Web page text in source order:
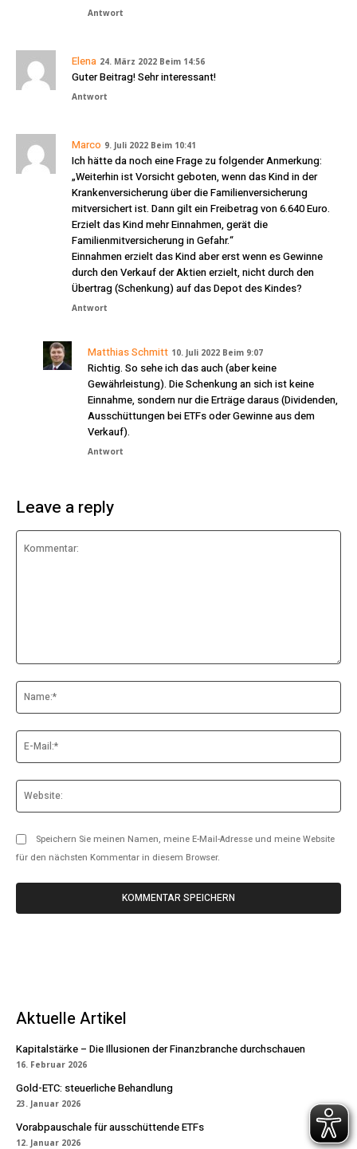
Antwort
Elena 24. März 2022 Beim 14:56
Guter Beitrag! Sehr interessant!
Antwort
Marco 9. Juli 2022 Beim 10:41
Ich hätte da noch eine Frage zu folgender Anmerkung:
„Weiterhin ist Vorsicht geboten, wenn das Kind in der
Krankenversicherung über die Familienversicherung
mitversichert ist. Dann gilt ein Freibetrag von 6.640 Euro.
Erzielt das Kind mehr Einnahmen, gerät die
Familienmitversicherung in Gefahr.“
Einnahmen erzielt das Kind aber erst wenn es Gewinne
durch den Verkauf der Aktien erzielt, nicht durch den
Übertrag (Schenkung) auf das Depot des Kindes?
Antwort
Matthias Schmitt 10. Juli 2022 Beim 9:07
Richtig. So sehe ich das auch (aber keine
Gewährleistung). Die Schenkung an sich ist keine
Einnahme, sondern nur die Erträge daraus (Dividenden,
Ausschüttungen bei ETFs oder Gewinne aus dem
Verkauf).
Antwort
Leave a reply
E-
Speichern Sie meinen Namen, meine E-Mail-Adresse und meine Website
für den nächsten Kommentar in diesem Browser.
Aktuelle Artikel
Kapitalstärke – Die Illusionen der Finanzbranche durchschauen
16. Februar 2026
Gold-ETC: steuerliche Behandlung
23. Januar 2026
Vorabpauschale für ausschüttende ETFs
12. Januar 2026